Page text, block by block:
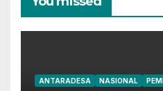
ANTARADESA NASIONAL